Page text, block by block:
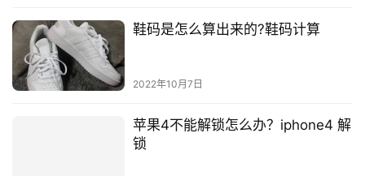
鞋码是怎么算出来的?鞋码计算
2022年10月7日
苹果4不能解锁怎么办？iphone4 解
锁